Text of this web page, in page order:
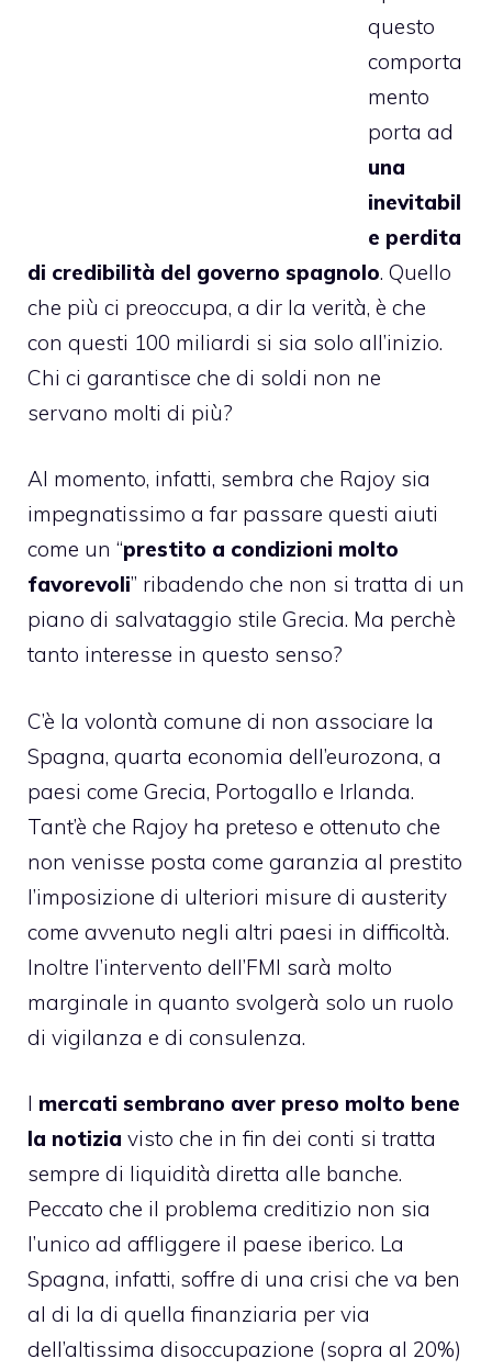
questo
comporta
mento
porta ad
una
inevitabil
e perdita
di credibilità del governo spagnolo. Quello
che più ci preoccupa, a dir la verità, è che
con questi 100 miliardi si sia solo all’inizio.
Chi ci garantisce che di soldi non ne
servano molti di più?
Al momento, infatti, sembra che Rajoy sia
impegnatissimo a far passare questi aiuti
come un “prestito a condizioni molto
favorevoli” ribadendo che non si tratta di un
piano di salvataggio stile Grecia. Ma perchè
tanto interesse in questo senso?
C’è la volontà comune di non associare la
Spagna, quarta economia dell’eurozona, a
paesi come Grecia, Portogallo e Irlanda.
Tant’è che Rajoy ha preteso e ottenuto che
non venisse posta come garanzia al prestito
l’imposizione di ulteriori misure di austerity
come avvenuto negli altri paesi in difficoltà.
Inoltre l’intervento dell’FMI sarà molto
marginale in quanto svolgerà solo un ruolo
di vigilanza e di consulenza.
I mercati sembrano aver preso molto bene
la notizia visto che in fin dei conti si tratta
sempre di liquidità diretta alle banche.
Peccato che il problema creditizio non sia
l’unico ad affliggere il paese iberico. La
Spagna, infatti, soffre di una crisi che va ben
al di la di quella finanziaria per via
dell’altissima disoccupazione (sopra al 20%)